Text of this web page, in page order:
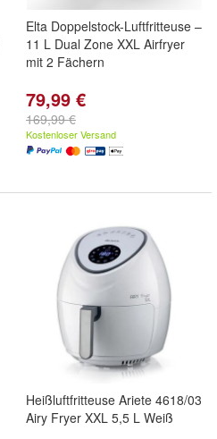
Elta Doppelstock-Luftfritteuse –
11 L Dual Zone XXL Airfryer
mit 2 Fächern
79,99 €
169,99 €
Kostenloser Versand
Heißluftfritteuse Ariete 4618/03
Airy Fryer XXL 5,5 L Weiß